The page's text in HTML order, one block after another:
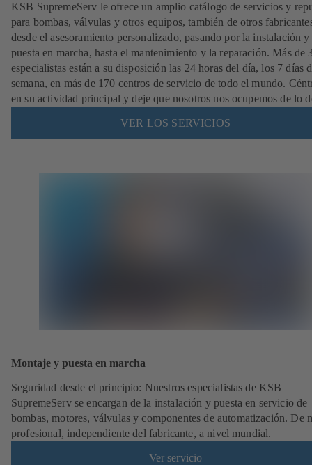
KSB SupremeServ le ofrece un amplio catálogo de servicios y
para bombas, válvulas y otros equipos, también de otros
desde el asesoramiento personalizado, pasando por la instalación y
puesta en marcha, hasta el mantenimiento y la reparación. Más de
especialistas están a su disposición las 24 horas del día, los 7 días
semana, en más de 170 centros de servicio de todo el mundo.
en su actividad principal y deje que nosotros nos ocupemos de lo
VER LOS SERVICIOS
Montaje y puesta en marcha
Seguridad desde el principio: Nuestros especialistas de KSB
SupremeServ se encargan de la instalación y puesta en servicio de
bombas, motores, válvulas y componentes de automatización. De
profesional, independiente del fabricante, a nivel mundial.
Ver servicio